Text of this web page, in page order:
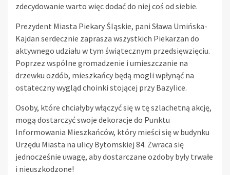
zdecydowanie warto więc dodać do niej coś od siebie.
Prezydent Miasta Piekary Śląskie, pani Sława Umińska-
Kajdan serdecznie zaprasza wszystkich Piekarzan do
aktywnego udziału w tym świątecznym przedsięwzięciu.
Poprzez wspólne gromadzenie i umieszczanie na
drzewku ozdób, mieszkańcy będą mogli wpłynąć na
ostateczny wygląd choinki stojącej przy Bazylice.
Osoby, które chciałyby włączyć się w tę szlachetną akcję,
mogą dostarczyć swoje dekoracje do Punktu
Informowania Mieszkańców, który mieści się w budynku
Urzędu Miasta na ulicy Bytomskiej 84. Zwraca się
jednocześnie uwagę, aby dostarczane ozdoby były trwałe
i nieuszkodzone!